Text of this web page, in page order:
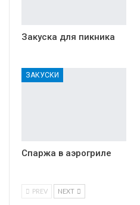
Закуска для пикника
ЗАКУСКИ
Спаржа в аэрогриле
PREV NEXT